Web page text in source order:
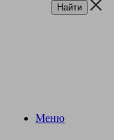
Меню